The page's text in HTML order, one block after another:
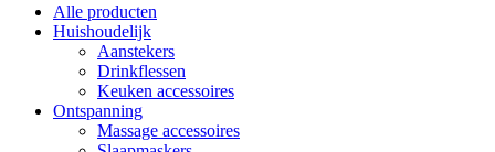
Alle producten
Huishoudelijk
Aanstekers
Drinkflessen
Keuken accessoires
Ontspanning
Massage accessoires